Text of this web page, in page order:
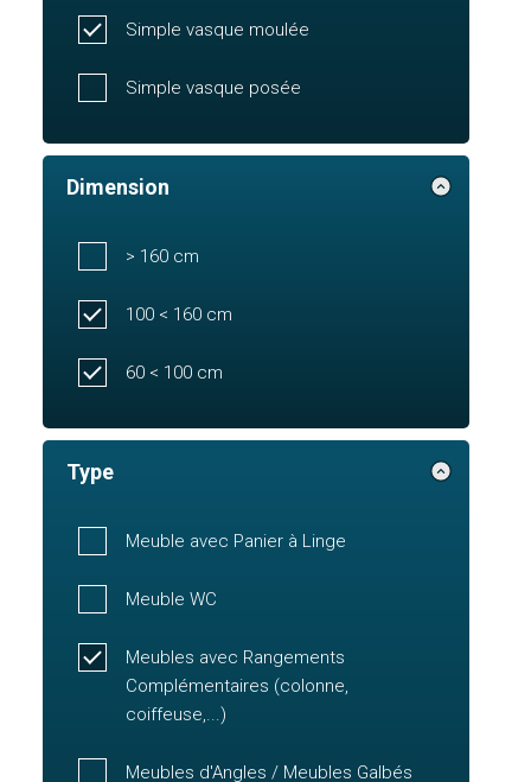
Simple vasque moulée
Simple vasque posée
Dimension
> 160 cm
100 < 160 cm
60 < 100 cm
Type
Meuble avec Panier à Linge
Meuble WC
Meubles avec Rangements
Complémentaires (colonne,
coiffeuse,...)
Meubles d'Angles / Meubles Galbés